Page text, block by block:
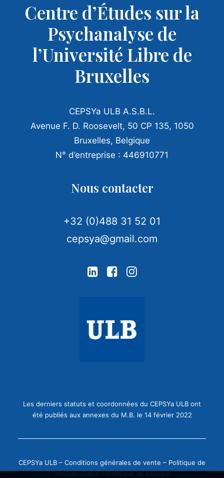
Centre d’Études sur la
Psychanalyse de
l’Université Libre de
Bruxelles
CEPSYa ULB A.S.B.L.
Avenue F. D. Roosevelt, 50 CP 135, 1050
Bruxelles, Belgique
N° d’entreprise : 446910771
Nous contacter
+32 (0)488 31 52 01
cepsya@gmail.com
Les derniers statuts et coordonnées du CEPSYa ULB ont
été publiés aux annexes du M.B. le 14 février 2022
CEPSYa ULB – Conditions générales de vente – Politique de
confidentialité–Politique de cookies